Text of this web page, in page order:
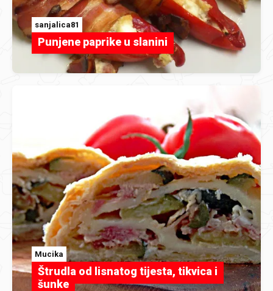
sanjalica81
Punjene paprike u slanini
Mucika
Štrudla od lisnatog tijesta, tikvica i
šunke